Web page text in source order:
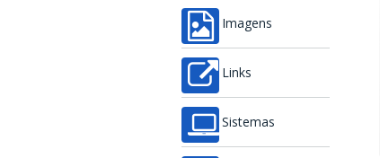
Imagens
Links
Sistemas